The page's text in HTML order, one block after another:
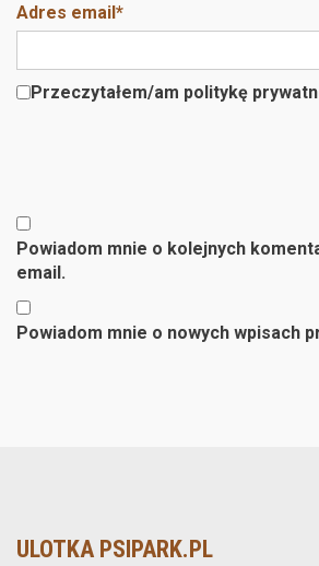
Adres email*
Przeczytałem/am politykę
Powiadom mnie o kolejnych
email.
Powiadom mnie o nowych wpisach
ULOTKA PSIPARK.PL